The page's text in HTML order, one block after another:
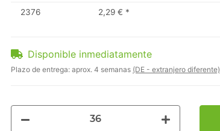
2376 2,29 € *
Disponible inmediatamente
Plazo de entrega: aprox. 4 semanas (DE - extranjero diferente)